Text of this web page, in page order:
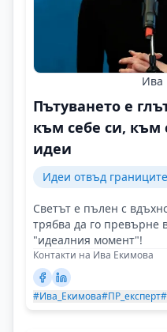
Ива
Пътуването е
към себе си, към
идеи
Идеи отвъд границите
Светът е пълен с
трябва да го превърне
"идеалния момент"!
Контакти на Ива Екимова
#Ива_Екимова#ПР_експерт